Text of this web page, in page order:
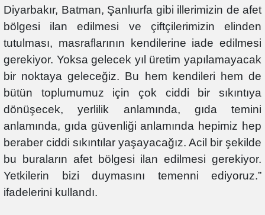
Diyarbakır, Batman, Şanlıurfa gibi illerimizin de afet
bölgesi ilan edilmesi ve çiftçilerimizin elinden
tutulması, masraflarının kendilerine iade edilmesi
gerekiyor. Yoksa gelecek yıl üretim yapılamayacak
bir noktaya geleceğiz. Bu hem kendileri hem de
bütün toplumumuz için çok ciddi bir sıkıntıya
dönüşecek, yerlilik anlamında, gıda temini
anlamında, gıda güvenliği anlamında hepimiz hep
beraber ciddi sıkıntılar yaşayacağız. Acil bir şekilde
bu buraların afet bölgesi ilan edilmesi gerekiyor.
Yetkilerin bizi duymasını temenni ediyoruz.”
ifadelerini kullandı.